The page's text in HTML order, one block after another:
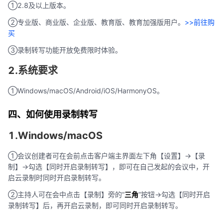
①2.8及以上版本。
②专业版、商业版、企业版、教育版、教育加强版用户。 >>前往购
买
③录制转写功能开放免费限时体验。
2.系统要求
①Windows/macOS/Android/iOS/HarmonyOS。
四、如何使用录制转写
1.Windows/macOS
①会议创建者可在会前点击客户端主界面左下角【设置】->【录
制】->勾选【同时开启录制转写】，即可在自己发起的会议中，开
启云录制时同时开启录制转写。
②主持人可在会中点击【录制】旁的“三角”按钮->勾选【同时开启
录制转写】后，再开启云录制，即可同时开启录制转写。